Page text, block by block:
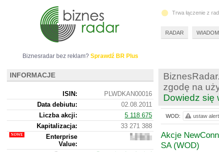
zgodę na
Dowiedz się
Akcje
SA (WOD)
WOD: ustaw alert
Biznesradar bez reklam? Sprawdź BR Plus
INFORMACJE
ISIN:
PLWDKAN00016
Data debiutu:
02.08.2011
Liczba akcji:
5 118 675
Kapitalizacja:
33 271 388
Enterprise
Value:
39
Trwa łączenie z
RADAR